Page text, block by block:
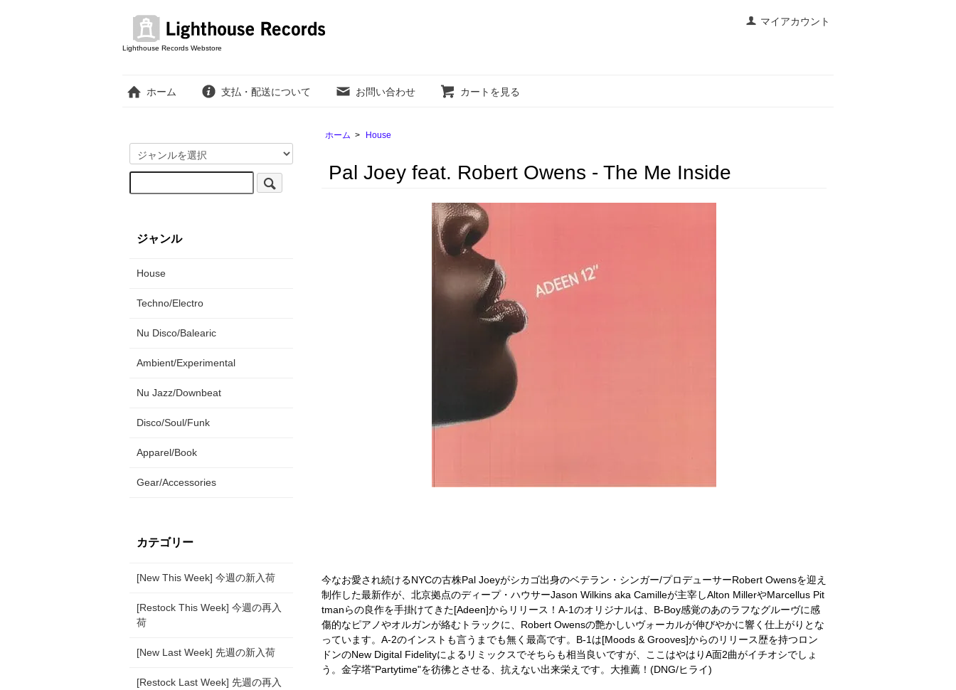
マイアカウント
Lighthouse Records Webstore
ホーム 支払・配送について お問い合わせ カートを見る
ホーム > House
Pal Joey feat. Robert Owens - The Me Inside
今なお愛され続けるNYCの古株Pal Joeyがシカゴ出身のベテラン・シンガー/プロデューサーRobert Owensを迎え
制作した最新作が、北京拠点のディープ・ハウサーJason Wilkins aka Camilleが主宰しAlton MillerやMarcellus Pit
tmanらの良作を手掛けてきた[Adeen]からリリース！A-1のオリジナルは、B-Boy感覚のあのラフなグルーヴに感
傷的なピアノやオルガンが絡むトラックに、Robert Owensの艶かしいヴォーカルが伸びやかに響く仕上がりとな
っています。A-2のインストも言うまでも無く最高です。B-1は[Moods & Grooves]からのリリース歴を持つロン
ドンのNew Digital Fidelityによるリミックスでそちらも相当良いですが、ここはやはりA面2曲がイチオシでしょ
う。金字塔"Partytime"を彷彿とさせる、抗えない出来栄えです。大推薦！(DNG/ヒライ)
ジャンル
House
Techno/Electro
Nu Disco/Balearic
Ambient/Experimental
Nu Jazz/Downbeat
Disco/Soul/Funk
Apparel/Book
Gear/Accessories
カテゴリー
[New This Week] 今週の新入荷
[Restock This Week] 今週の再入
荷
[New Last Week] 先週の新入荷
[Restock Last Week] 先週の再入